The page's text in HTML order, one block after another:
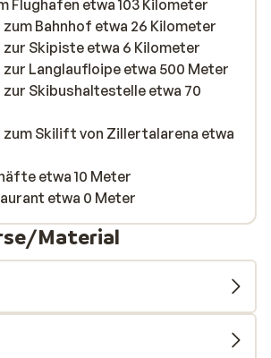
Flughafen etwa 103 Kilometer
Bahnhof etwa 26 Kilometer
Skipiste etwa 6 Kilometer
Langlaufloipe etwa 500 Meter
Skibushaltestelle etwa 70
Skilift von Zillertalarena etwa
etwa 10 Meter
etwa 0 Meter
Material